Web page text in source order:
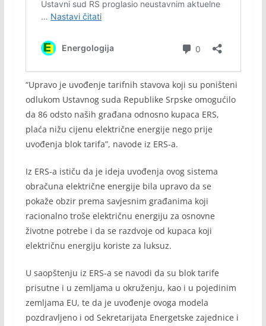
“Upravo je uvođenje tarifnih stavova koji su poništeni
odlukom Ustavnog suda Republike Srpske omogućilo
da 86 odsto naših građana odnosno kupaca ERS,
plaća nižu cijenu električne energije nego prije
uvođenja blok tarifa”, navode iz ERS-a.
Iz ERS-a ističu da je ideja uvođenja ovog sistema
obračuna električne energije bila upravo da se
pokaže obzir prema savjesnim građanima koji
racionalno troše električnu energiju za osnovne
životne potrebe i da se razdvoje od kupaca koji
električnu energiju koriste za luksuz.
U saopštenju iz ERS-a se navodi da su blok tarife
prisutne i u zemljama u okruženju, kao i u pojedinim
zemljama EU, te da je uvođenje ovoga modela
pozdravljeno i od Sekretarijata Energetske zajednice i